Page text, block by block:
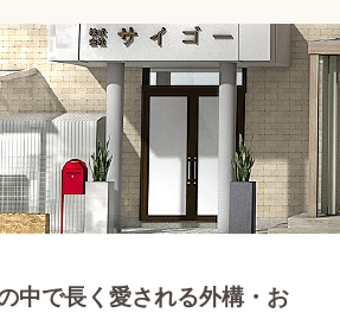
中で長く愛される外構・お